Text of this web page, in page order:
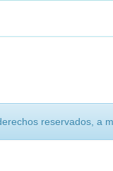
reservados, a